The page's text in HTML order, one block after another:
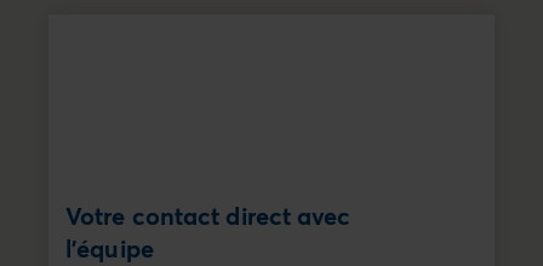
Votre contact direct avec
l'équipe